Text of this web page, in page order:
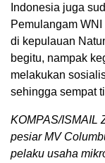
Indonesia juga
Pemulangam
di kepulauan
begitu, nampak
melakukan
sehingga sempat
KOMPAS/ISMAIL
pesiar MV
pelaku usaha